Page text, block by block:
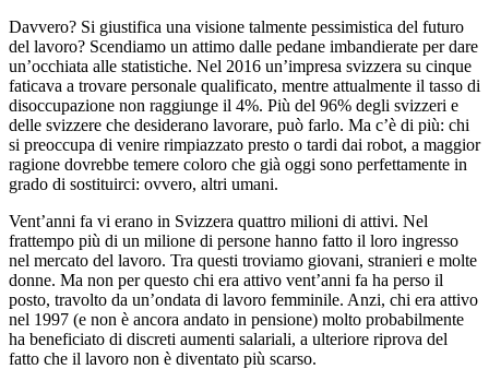
Davvero? Si giustifica una visione talmente pessimistica del futuro
del lavoro? Scendiamo un attimo dalle pedane imbandierate per dare
un’occhiata alle statistiche. Nel 2016 un’impresa svizzera su cinque
faticava a trovare personale qualificato, mentre attualmente il tasso di
disoccupazione non raggiunge il 4%. Più del 96% degli svizzeri e
delle svizzere che desiderano lavorare, può farlo. Ma c’è di più: chi
si preoccupa di venire rimpiazzato presto o tardi dai robot, a maggior
ragione dovrebbe temere coloro che già oggi sono perfettamente in
grado di sostituirci: ovvero, altri umani.
Vent’anni fa vi erano in Svizzera quattro milioni di attivi. Nel
frattempo più di un milione di persone hanno fatto il loro ingresso
nel mercato del lavoro. Tra questi troviamo giovani, stranieri e molte
donne. Ma non per questo chi era attivo vent’anni fa ha perso il
posto, travolto da un’ondata di lavoro femminile. Anzi, chi era attivo
nel 1997 (e non è ancora andato in pensione) molto probabilmente
ha beneficiato di discreti aumenti salariali, a ulteriore riprova del
fatto che il lavoro non è diventato più scarso.